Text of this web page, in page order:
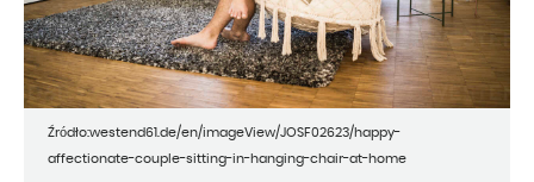
Źródło:westend61.de/en/imageView/JOSF02623/happy-
affectionate-couple-sitting-in-hanging-chair-at-home